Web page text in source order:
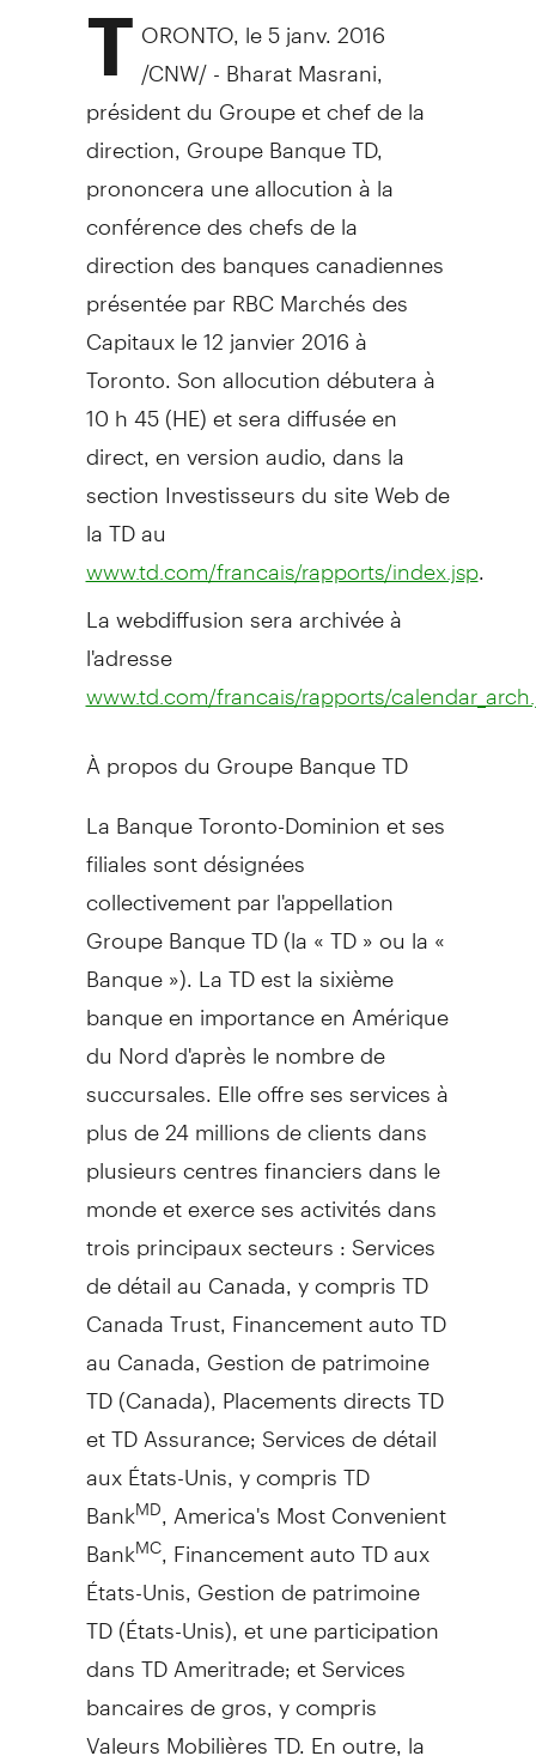
T ORONTO , le 5 janv. 2016
/CNW/ - Bharat Masrani,
président du Groupe et chef de la
direction, Groupe Banque TD,
prononcera une allocution à la
conférence des chefs de la
direction des banques canadiennes
présentée par RBC Marchés des
Capitaux le 12 janvier 2016 à
Toronto . Son allocution débutera à
10 h 45 (HE) et sera diffusée en
direct, en version audio, dans la
section Investisseurs du site Web de
la TD au
www.td.com/francais/rapports/index.jsp.
La webdiffusion sera archivée à
l'adresse
www.td.com/francais/rapports/
À propos du Groupe Banque TD
La Banque Toronto-Dominion et ses
filiales sont désignées
collectivement par l'appellation
Groupe Banque TD (la « TD » ou la «
Banque »). La TD est la sixième
banque en importance en Amérique
du Nord d'après le nombre de
succursales. Elle offre ses services à
plus de 24 millions de clients dans
plusieurs centres financiers dans le
monde et exerce ses activités dans
trois principaux secteurs : Services
de détail au Canada , y compris TD
Canada Trust, Financement auto TD
au Canada Gestion depatrimoine
TD (Canada), Placements directs TD
et TD Assurance; Services de détail
aux États-Unis, y compris TD
BankMD , America's Most Convenient
BankMC, Financement auto TD aux
États-Unis, Gestion depatrimoine
TD (États-Unis), et une participation
dans TD Ameritrade; et Services
bancaires de gros, y compris
Valeurs Mobilières TD. En outre, la